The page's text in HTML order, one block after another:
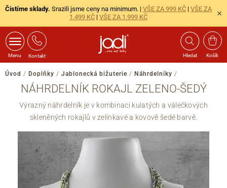
Čistíme sklady. Srazili jsme ceny na minimum. | VŠE ZA 999 KČ | VŠE ZA
1.499 KČ | VŠE ZA 1.999 KČ
Menu Kontakt Hledat Košík
Úvod / Doplňky / Jablonecká bižuterie / Náhrdelníky /
NÁHRDELNÍK ROKAJL ZELENO-ŠEDÝ
Výrazný náhrdelník je v kombinaci kulatých a válečkových
skleněných rokajlů v zelinkavé a kovově šedé barvě.